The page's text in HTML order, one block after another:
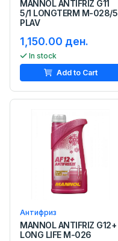
MANNOL ANTIFRIZ G11
5/1 LONGTERM M-028/5
PLAV
1,150.00 ден.
In stock
Add to Cart
Антифриз
MANNOL ANTIFRIZ G12+
LONG LIFE M-026